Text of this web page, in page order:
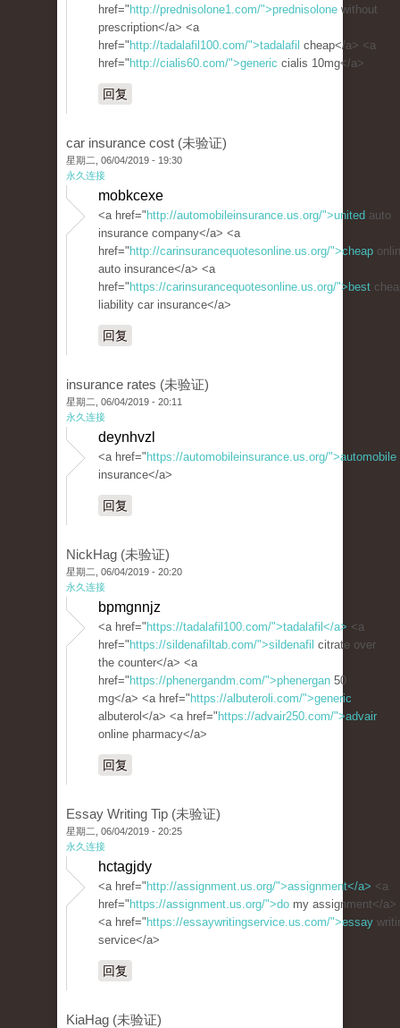
href=" http://prednisolone1.com/">prednisolone without
prescription</a> <a
href=" http://tadalafil100.com/">tadalafil cheap</a> <a
href=" http://cialis60.com/">generic cialis 10mg</a>
回复
car insurance cost (未验证)
星期二, 06/04/2019 - 19:30
永久连接
mobkcexe
<a href=" http://automobileinsurance.us.org/">united auto
insurance company</a> <a
href=" http://carinsurancequotesonline.us.org/">cheap
auto insurance</a> <a
href=" https://carinsurancequotesonline.us.org/">best
liability car insurance</a>
回复
insurance rates (未验证)
星期二, 06/04/2019 - 20:11
永久连接
deynhvzl
<a href=" https://automobileinsurance.us.org/">automobile
insurance</a>
回复
NickHag (未验证)
星期二, 06/04/2019 - 20:20
永久连接
bpmgnnjz
<a href=" https://tadalafil100.com/">tadalafil</a> <a
href=" https://sildenafiltab.com/">sildenafil citrate over
the counter</a> <a
href=" https://phenergandm.com/">phenergan 50
mg</a> <a href=" https://albuteroli.com/">generic
albuterol</a> <a href=" https://advair250.com/">advair
online pharmacy</a>
回复
Essay Writing Tip (未验证)
星期二, 06/04/2019 - 20:25
永久连接
hctagjdy
<a href=" http://assignment.us.org/">assignment</a> <a
href=" https://assignment.us.org/">do my assignment</a>
<a href=" https://essaywritingservice.us.com/">essay
service</a>
回复
KiaHag (未验证)